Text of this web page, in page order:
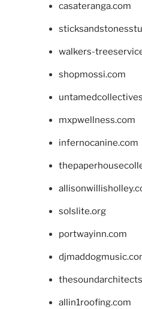
casateranga.com
walkers-
shopmossi.com
mxpwellness.com
infernocanine.com
solslite.org
portwayinn.com
allin1roofing.com